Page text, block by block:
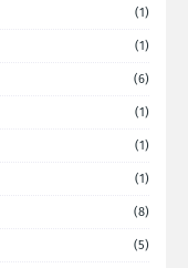
(1)
(1)
(6)
(1)
(1)
(1)
(8)
(5)